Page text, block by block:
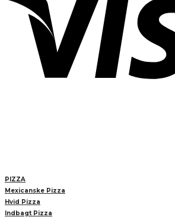
PIZZA
Mexicanske Pizza
Hvid Pizza
Indbagt Pizza